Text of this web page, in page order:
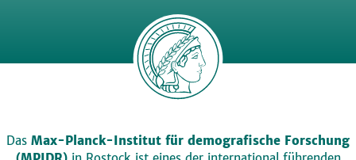
Das Max-Planck-Institut für demografische Forschung